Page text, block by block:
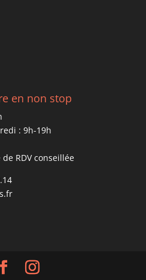
en non stop
: 9h-19h
RDV conseillée